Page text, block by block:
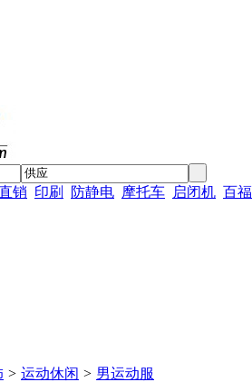
销 印刷 防静电 摩托车 启闭机 百福
> 运动休闲 > 男运动服